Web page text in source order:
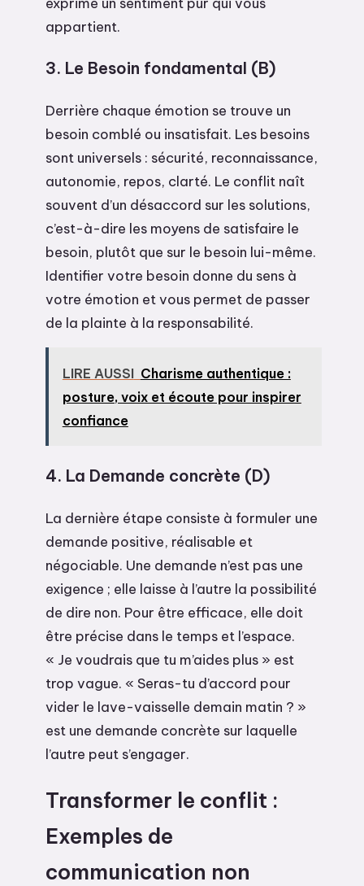
appartient.
3. Le Besoin fondamental (B)
Derrière chaque émotion se trouve un
besoin comblé ou insatisfait. Les besoins
sont universels : sécurité, reconnaissance,
autonomie, repos, clarté. Le conflit naît
souvent d’un désaccord sur les solutions,
c’est-à-dire les moyens de satisfaire le
besoin, plutôt que sur le besoin lui-même.
Identifier votre besoin donne du sens à
votre émotion et vous permet de passer
de la plainte à la responsabilité.
LIRE AUSSI Charisme authentique :
posture, voix et écoute pour inspirer
confiance
4. La Demande concrète (D)
La dernière étape consiste à formuler une
demande positive, réalisable et
négociable. Une demande n’est pas une
exigence ; elle laisse à l’autre la possibilité
de dire non. Pour être efficace, elle doit
être précise dans le temps et l’espace.
« Je voudrais que tu m’aides plus » est
trop vague. « Seras-tu d’accord pour
vider le lave-vaisselle demain matin ? »
est une demande concrète sur laquelle
l’autre peut s’engager.
Transformer le conflit :
Exemples de
communication non